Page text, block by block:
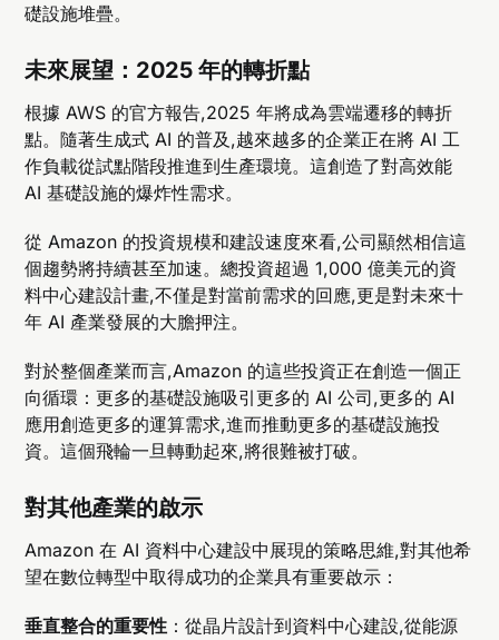
礎設施堆疊。
未來展望：2025 年的轉折點
根據 AWS 的官方報告,2025 年將成為雲端遷移的轉折
點。隨著生成式 AI 的普及,越來越多的企業正在將 AI 工
作負載從試點階段推進到生產環境。這創造了對高效能
AI 基礎設施的爆炸性需求。
從 Amazon 的投資規模和建設速度來看,公司顯然相信這
個趨勢將持續甚至加速。總投資超過 1,000 億美元的資
料中心建設計畫,不僅是對當前需求的回應,更是對未來十
年 AI 產業發展的大膽押注。
對於整個產業而言,Amazon 的這些投資正在創造一個正
向循環：更多的基礎設施吸引更多的 AI 公司,更多的 AI
應用創造更多的運算需求,進而推動更多的基礎設施投
資。這個飛輪一旦轉動起來,將很難被打破。
對其他產業的啟示
Amazon 在 AI 資料中心建設中展現的策略思維,對其他希
望在數位轉型中取得成功的企業具有重要啟示：
垂直整合的重要性 ：從晶片設計到資料中心建設,從能源